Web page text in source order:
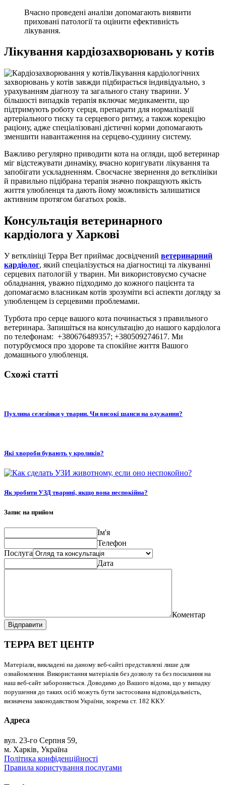
Вчасно проведені аналізи допомагають виявити
приховані патології та оцінити ефективність
лікування.
Лікування кардіозахворювань у котів
Лікування кардіологічних
захворювань у котів завжди підбирається індивідуально, з
урахуванням діагнозу та загального стану тварини. У
більшості випадків терапія включає медикаменти, що
підтримують роботу серця, препарати для нормалізації
артеріального тиску та серцевого ритму, а також корекцію
раціону, адже спеціалізовані дієтичні корми допомагають
зменшити навантаження на серцево-судинну систему.
Важливо регулярно приводити кота на огляди, щоб ветеринар
міг відстежувати динаміку, вчасно коригувати лікування та
запобігати ускладненням. Своєчасне звернення до ветклініки
й правильно підібрана терапія значно покращують якість
життя улюбленця та дають йому можливість залишатися
активним протягом багатьох років.
Консультація ветеринарного
кардіолога у Харкові
У ветклініці Терра Вет приймає досвідчений ветеринарний
кардіолог, який спеціалізується на діагностиці та лікуванні
серцевих патологій у тварин. Ми використовуємо сучасне
обладнання, уважно підходимо до кожного пацієнта та
допомагаємо власникам котів зрозуміти всі аспекти догляду за
улюбленцем із серцевими проблемами.
Турбота про серце вашого кота починається з правильного
ветеринара. Запишіться на консультацію до нашого кардіолога
по телефонам: +380676489357; +380509274617. Ми
потурбуємося про здорове та спокійне життя Вашого
домашнього улюбленця.
Схожі статті
Пухлина селезінки у тварин. Чи високі шанси на одужання?
Які хвороби бувають у кроликів?
Як зробити УЗД тварині, якщо вона неспокійна?
Запис на прийом
Ім'я
Телефон
Послуга
Дата
Коментар
Відправити
ТЕРРА ВЕТ ЦЕНТР
Матеріали, викладені на даному веб-сайті представлені лише для
ознайомлення. Використання матеріалів без дозволу та без посилання на
наш веб-сайт забороняється. Доводимо до Вашого відома, що у випадку
порушення до таких осіб можуть бути застосована відповідальність,
визначена законодавством України, зокрема ст. 182 ККУ.
Адреса
вул. 23-го Серпня 59,
м. Харків, Україна
Політика конфіденційності
Правила користування послугами